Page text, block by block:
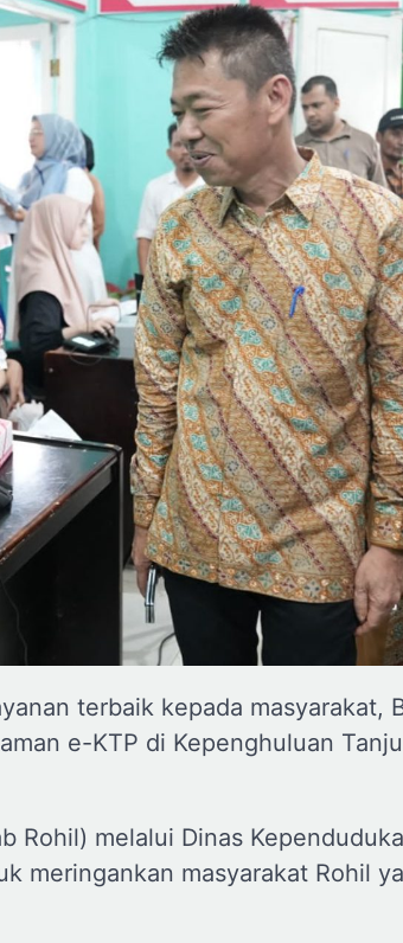
terbaik kepada masyarakat,
e-KTP di Kepenghuluan
Rohil) melalui Dinas
meringankan masyarakat Rohil